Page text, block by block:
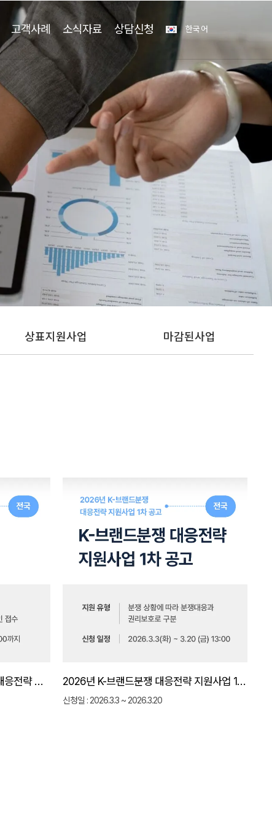
고객사례 소식자료 상담신청 한국어
상표지원사업 마감된사업
수출 기업 필독! 2026 특허분쟁 대응전략 지원사업｜해외 IP 분쟁 리스크 원천 차단 전략 2026년 K-브랜드분쟁 대응전략 지원사업 1차 공고 총정리 (지원대상·신청방법·지원금 70%)
신청일 : 2026.3.3 ~ 2026.3.20